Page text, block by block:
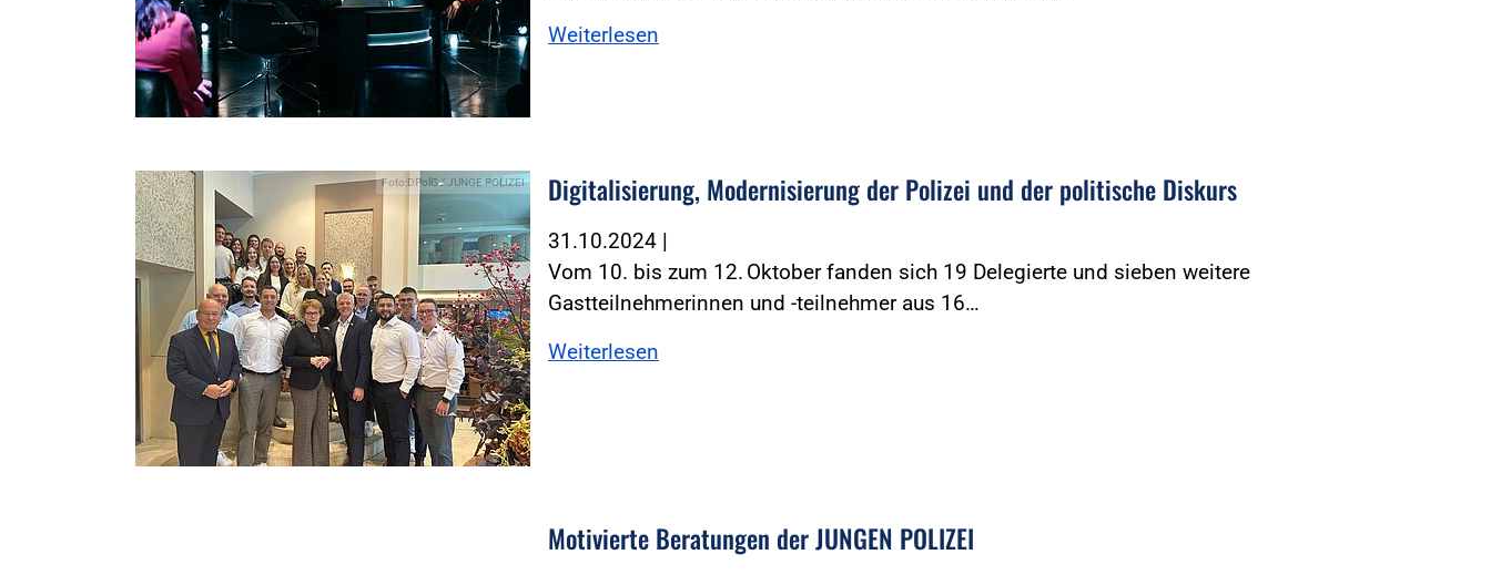
Weiterlesen
Foto:DPolG / JUNGE POLIZEI Digitalisierung, Modernisierung der Polizei und der politische Diskurs
31.10.2024 |
Vom 10. bis zum 12. Oktober fanden sich 19 Delegierte und sieben weitere
Gastteilnehmerinnen und -teilnehmer aus 16…
Weiterlesen
Motivierte Beratungen der JUNGEN POLIZEI